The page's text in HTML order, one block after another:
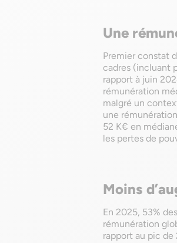
Une
Premier constat
cadres (incluant
rapport à juin
rémunération
malgré un
une
52 K€ en
les pertes de
Moins
En 2025, 53%
rémunération
rapport au pic de